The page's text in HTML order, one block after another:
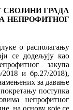
ГРАДА
НЕПРОФИТНОГ
о располагању
се додељују као
закупа
и бр.27/2018),
за давање
поступка
непрофитног